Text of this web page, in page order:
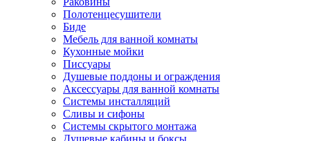
Полотенцесушители
Биде
Мебель для ванной комнаты
Кухонные мойки
Писсуары
Душевые поддоны и ограждения
Аксессуары для ванной комнаты
Системы инсталляций
Сливы и сифоны
Системы скрытого монтажа
Душевые кабины и боксы